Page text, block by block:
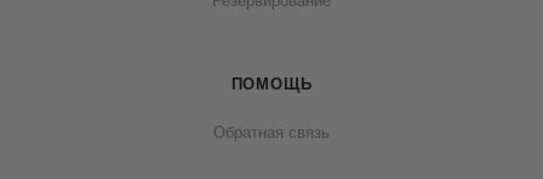
ПОМОЩЬ
Обратная связь